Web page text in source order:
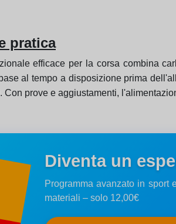
pratica
efficace per la corsa combina
al tempo a disposizione prima
Con prove e aggiustamenti,
Diventa un
Programma avanzato in sport
materiali – solo 12,00€